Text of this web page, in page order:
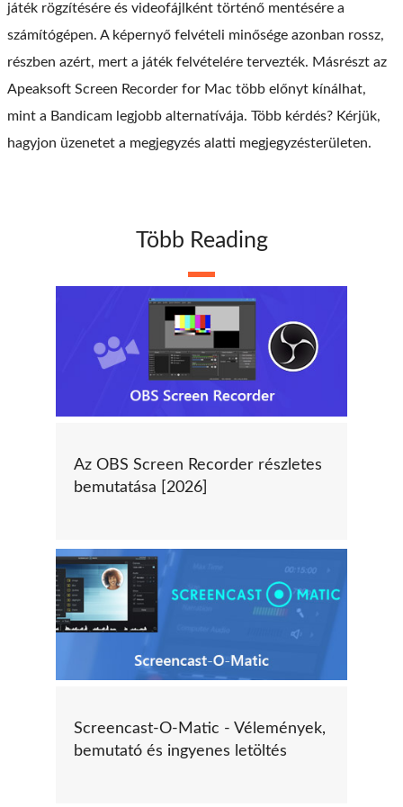
játék rögzítésére és videofájlként történő mentésére a
számítógépen. A képernyő felvételi minősége azonban rossz,
részben azért, mert a játék felvételére tervezték. Másrészt az
Apeaksoft Screen Recorder for Mac több előnyt kínálhat,
mint a Bandicam legjobb alternatívája. Több kérdés? Kérjük,
hagyjon üzenetet a megjegyzés alatti megjegyzésterületen.
Több Reading
Az OBS Screen Recorder részletes
bemutatása [2026]
Screencast-O-Matic - Vélemények,
bemutató és ingyenes letöltés